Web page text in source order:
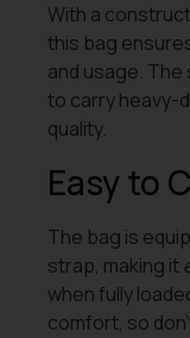
With a
this bag
and usage.
to carry heavy-
quality.
Easy to
The bag is
strap, making it
when fully
comfort, so